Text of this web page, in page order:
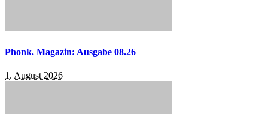
Phonk. Magazin: Ausgabe 08.26
1. August 2026